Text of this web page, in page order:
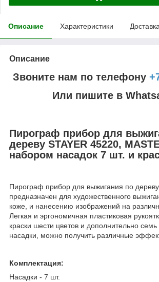
Описание Характеристики Доставка
Описание
Звоните нам по телефону
Или пишите в
Пирограф прибор для
дереву STAYER 45220,
набором насадок 7 шт. и
Пирограф прибор для выжигания по
предназначен для художественного
коже, и нанесению изображений на
Легкая и эргономичная пластиковая
краски шести цветов и дополнительно
насадки, можно получить различные
Комплектация:
Насадки - 7 шт.